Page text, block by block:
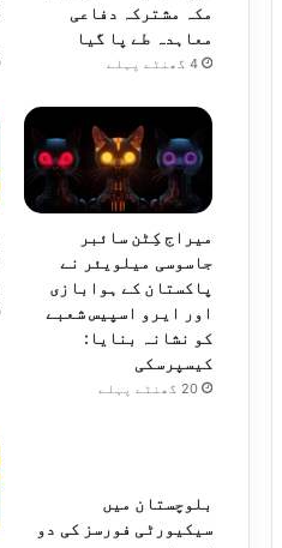
مکہ مشترکہ دفاعی
معاہدہ طے پا گیا
4 گھنٹے پہلے
میراج کِٹن سائبر
جاسوسی میلویئر نے
پاکستان کے ہوابازی
اور ایرو اسپیس شعبے
کو نشانہ بنایا:
کیسپرسکی
20 گھنٹے پہلے
بلوچستان میں
سیکیورٹی فورسز کی دو